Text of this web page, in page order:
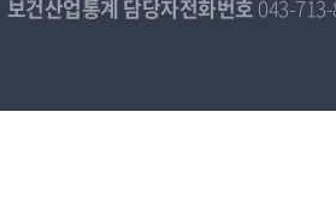
보건산업통계 담당자전화번호 043-